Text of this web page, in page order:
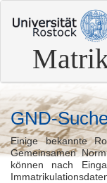
zum
Seitenanfang
GND-
Einige bekannte
Gemeinsamen
können nach